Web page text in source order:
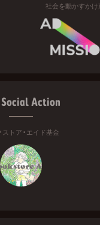
社会を動かすかけ
Action
ストア・エイド基金